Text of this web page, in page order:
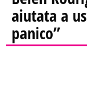
aiutata a
panico”